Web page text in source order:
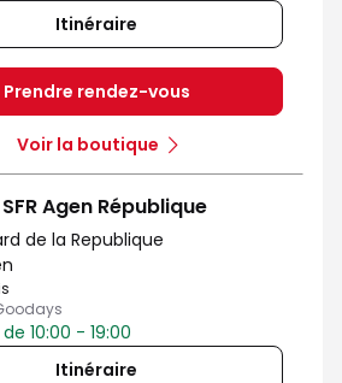
Itinéraire
Prendre rendez-vous
Voir la boutique
Agen République
de la Republique
sur 5
10:00 - 19:00
Itinéraire